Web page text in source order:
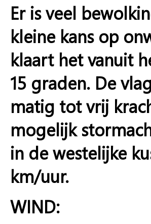
Er is veel
kleine kans op
klaart het vanuit
15 graden. De
matig tot vrij
mogelijk
in de westelijke
km/uur.
WIND: